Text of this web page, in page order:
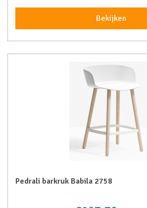
Bekijken
Pedrali barkruk Babila 2758